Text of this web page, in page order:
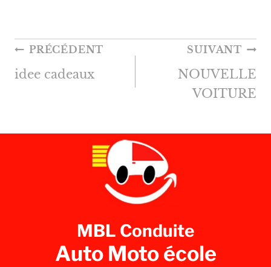
NAVIGATION
DE
PRÉCÉDENT
idee cadeaux
SUIVANT
NOUVELLE
VOITURE
MBL Conduite
Auto Moto école